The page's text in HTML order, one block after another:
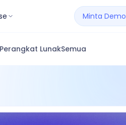
Minta Demo
LunakSemua